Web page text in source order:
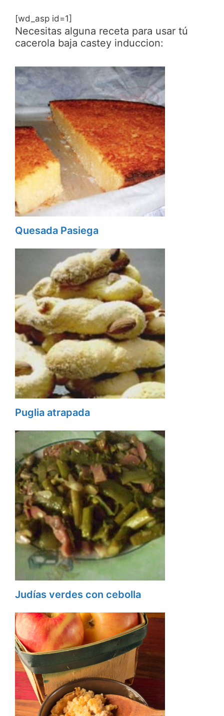
[wd_asp id=1]
Necesitas alguna receta para usar tú
cacerola baja castey induccion:
Quesada Pasiega
Puglia atrapada
Judías verdes con cebolla